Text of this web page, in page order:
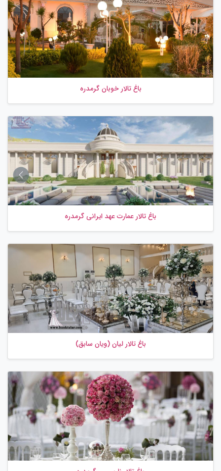
باغ تالار خوبان گرمدره
باغ تالار عمارت عهد ایرانی گرمدره
باغ تالار لیان (ویان سابق)